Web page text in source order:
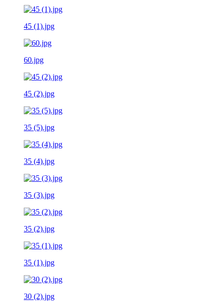
45 (1).jpg
60.jpg
45 (2).jpg
35 (5).jpg
35 (4).jpg
35 (3).jpg
35 (2).jpg
35 (1).jpg
30 (2).jpg